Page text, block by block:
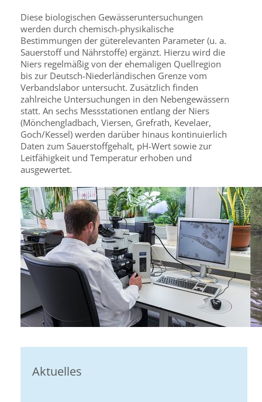
Diese biologischen Gewässeruntersuchungen
werden durch chemisch-physikalische
Bestimmungen der güterelevanten Parameter (u. a.
Sauerstoff und Nährstoffe) ergänzt. Hierzu wird die
Niers regelmäßig von der ehemaligen Quellregion
bis zur Deutsch-Niederländischen Grenze vom
Verbandslabor untersucht. Zusätzlich finden
zahlreiche Untersuchungen in den Nebengewässern
statt. An sechs Messstationen entlang der Niers
(Mönchengladbach, Viersen, Grefrath, Kevelaer,
Goch/Kessel) werden darüber hinaus kontinuierlich
Daten zum Sauerstoffgehalt, pH-Wert sowie zur
Leitfähigkeit und Temperatur erhoben und
ausgewertet.
Aktuelles